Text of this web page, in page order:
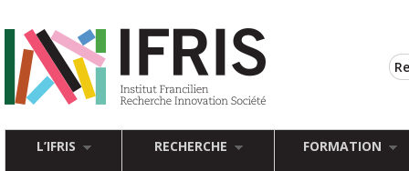
L’IFRIS RECHERCHE FORMATION